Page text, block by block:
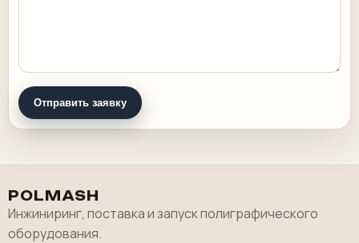
Отправить заявку
POLMASH
Инжиниринг, поставка и запуск полиграфического
оборудования.